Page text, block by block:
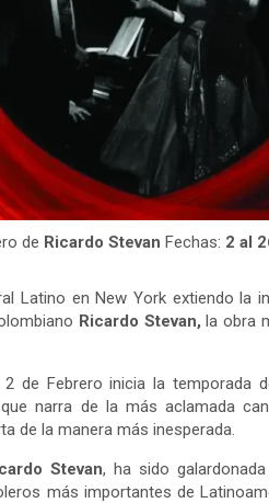
de Ricardo StevanFechas: 2 al
Latino en New York extiendo la
Ricardo Stevan, la obra
de Febrero inicia la temporada
narra de la más aclamada
de la manera más inesperada.
Stevan, ha sido
más importantes de